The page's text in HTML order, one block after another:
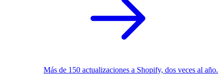
Más de 150 actualizaciones a Shopify, dos veces al año.